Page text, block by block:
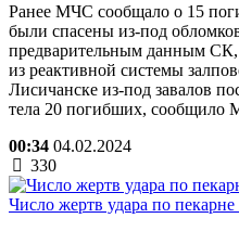
Ранее МЧС сообщало о 15
были спасены из-под
предварительным данным СК,
из реактивной системы
Лисичанске из-под завалов
тела 20 погибших, сообщило
00:34 04.02.2024
330
Число жертв удара по